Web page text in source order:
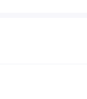
и увлажнённость